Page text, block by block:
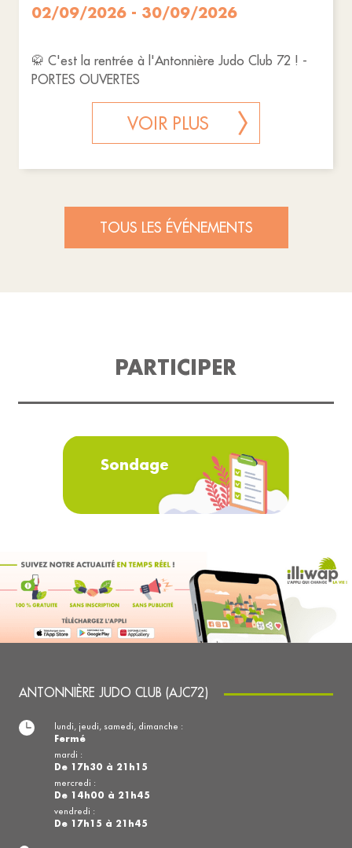
02/09/2026 - 30/09/2026
🥋 C'est la rentrée à l'Antonnière Judo Club 72 ! -
PORTES OUVERTES
VOIR PLUS
TOUS LES ÉVÉNEMENTS
PARTICIPER
Sondage
ANTONNIÈRE JUDO CLUB (AJC72)
lundi, jeudi, samedi, dimanche :
Fermé
mardi :
De 17h30 à 21h15
mercredi :
De 14h00 à 21h45
vendredi :
De 17h15 à 21h45